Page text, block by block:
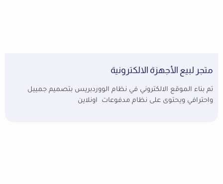
متجر لبيع الأجهزة الالكترونية
تم بناء الموقع الالكتروني في نظام الووردبريس بتصميم جمييل
واحترافي ويحتوى على نظام مدفوعات اونلاين